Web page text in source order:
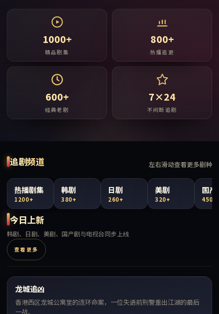
1000+
精品剧集
800+
热播追更
600+
经典老剧
7×24
不间断追剧
追剧频道 左右滑动查看更多剧种
热播剧集
1200+
韩剧
380+
日剧
260+
美剧
320+
国产
450+
今日上新
韩剧、日剧、美剧、国产剧与电视台同步上线
查看更多
最新
龙城追凶
香港西区龙城公寓里的连环命案，一位失语前刑警重出江湖的最后
一战。